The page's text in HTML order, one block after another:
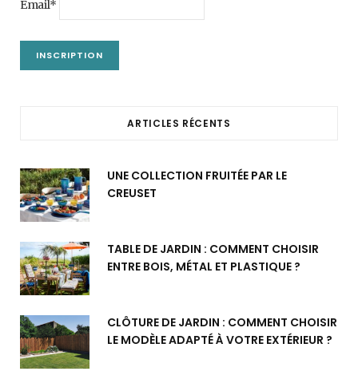
Email*
ARTICLES RÉCENTS
UNE COLLECTION FRUITÉE PAR LE
CREUSET
TABLE DE JARDIN : COMMENT CHOISIR
ENTRE BOIS, MÉTAL ET PLASTIQUE ?
CLÔTURE DE JARDIN : COMMENT CHOISIR
LE MODÈLE ADAPTÉ À VOTRE EXTÉRIEUR ?